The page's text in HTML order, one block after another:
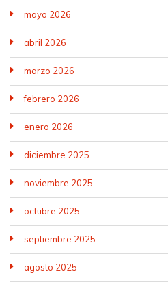
mayo 2026
abril 2026
marzo 2026
febrero 2026
enero 2026
diciembre 2025
noviembre 2025
octubre 2025
septiembre 2025
agosto 2025